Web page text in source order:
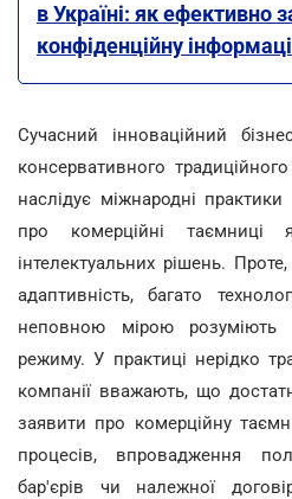
в Україні: як ефективно
конфіденційну
Сучасний інноваційний
консервативного
наслідує міжнародні
про комерційні таємниці
інтелектуальних рішень.
адаптивність, багато
неповною мірою розуміють
режиму. У практиці нерідко
компанії вважають, що
заявити про комерційну
процесів, впровадження
бар'єрів чи належної